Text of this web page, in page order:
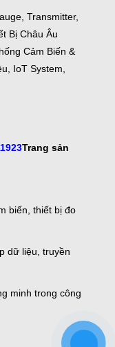
Transmitter,
Bị Châu Âu
Cảm Biến &
IoT System,
Trang sản
biến, thiết bị đo
dữ liệu, truyền
minh trong công